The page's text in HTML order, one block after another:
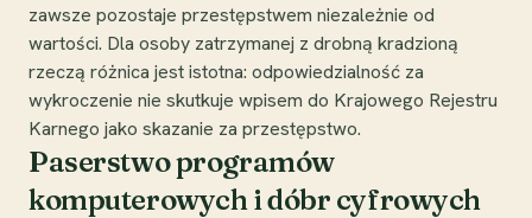
zawsze pozostaje przestępstwem niezależnie od
wartości. Dla osoby zatrzymanej z drobną kradzioną
rzeczą różnica jest istotna: odpowiedzialność za
wykroczenie nie skutkuje wpisem do Krajowego Rejestru
Karnego jako skazanie za przestępstwo.
Paserstwo programów
komputerowych i dóbr cyfrowych